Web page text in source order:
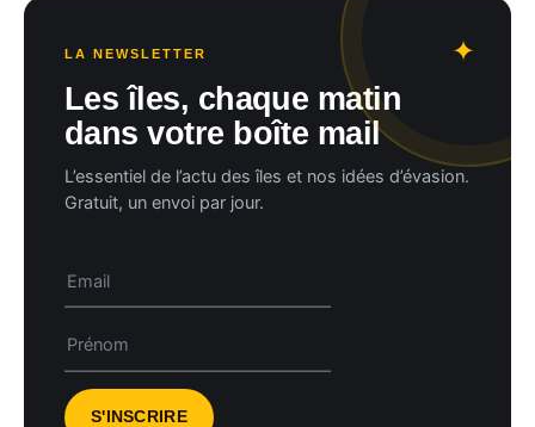
LA NEWSLETTER
Les îles, chaque matin
dans votre boîte mail
L’essentiel de l’actu des îles et nos idées d’évasion.
Gratuit, un envoi par jour.